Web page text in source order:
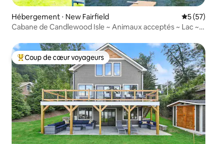
Hébergement ⋅ New Fairfield
5 (57)
Cabane de Candlewood Isle ~ Animaux acceptés ~ Lac ~
Coups de cœur voyageurs les plus appréciés
Coup de cœur voyageurs